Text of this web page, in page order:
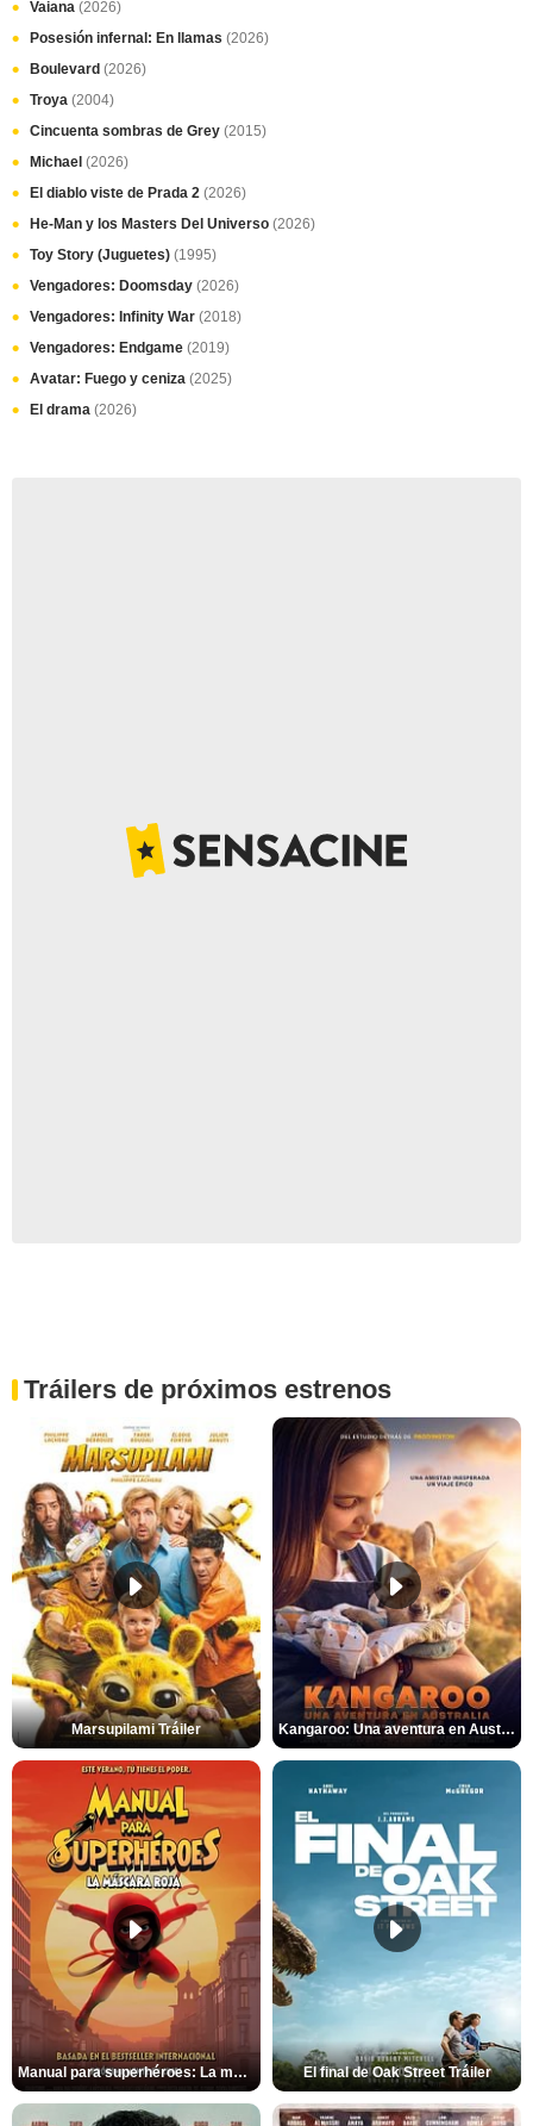
Vaiana (2026)
Posesión infernal: En llamas (2026)
Boulevard (2026)
Troya (2004)
Cincuenta sombras de Grey (2015)
Michael (2026)
El diablo viste de Prada 2 (2026)
He-Man y los Masters Del Universo (2026)
Toy Story (Juguetes) (1995)
Vengadores: Doomsday (2026)
Vengadores: Infinity War (2018)
Vengadores: Endgame (2019)
Avatar: Fuego y ceniza (2025)
El drama (2026)
Tráilers de próximos estrenos
Marsupilami Tráiler Kangaroo: Una aventura en Australia Tráiler
Manual para superhéroes: La máscara roja Tráiler El final de Oak Street Tráiler